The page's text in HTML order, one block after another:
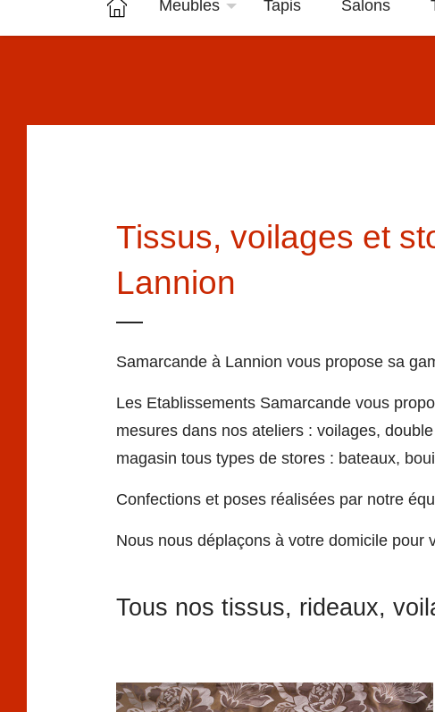
Meubles Tapis Salons
Tissus, voilages et
Lannion
Samarcande à Lannion vous propose sa
Les Etablissements Samarcande vous
mesures dans nos ateliers : voilages,
magasin tous types de stores : bateaux,
Confections et poses réalisées par notre
Nous nous déplaçons à votre domicile pour
Tous nos tissus, rideaux,